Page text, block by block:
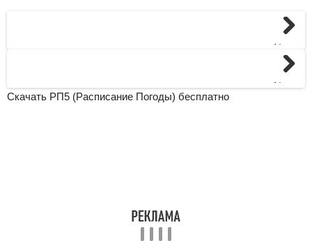
Next
Next
Скачать РП5 (Расписание Погоды) бесплатно